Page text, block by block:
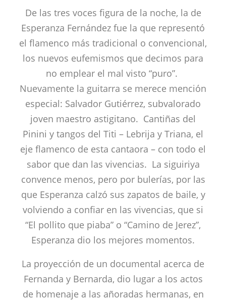
De las tres voces figura de la noche, la de
Esperanza Fernández fue la que representó
el flamenco más tradicional o convencional,
los nuevos eufemismos que decimos para
no emplear el mal visto “puro”.
Nuevamente la guitarra se merece mención
especial: Salvador Gutiérrez, subvalorado
joven maestro astigitano. Cantiñas del
Pinini y tangos del Titi – Lebrija y Triana, el
eje flamenco de esta cantaora – con todo el
sabor que dan las vivencias. La siguiriya
convence menos, pero por bulerías, por las
que Esperanza calzó sus zapatos de baile, y
volviendo a confiar en las vivencias, que si
“El pollito que piaba” o “Camino de Jerez”,
Esperanza dio los mejores momentos.
La proyección de un documental acerca de
Fernanda y Bernarda, dio lugar a los actos
de homenaje a las añoradas hermanas, en